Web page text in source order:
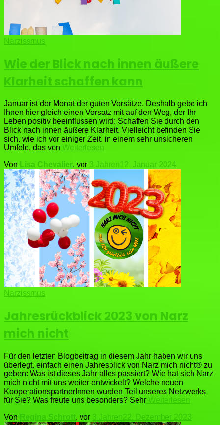
Narzissmus
Wie der Blick nach innen äußere
Klarheit schaffen kann
Januar ist der Monat der guten Vorsätze. Deshalb gebe ich
Ihnen hier gleich einen Vorsatz mit auf den Weg, der Ihr
Leben positiv beeinflussen wird: Schaffen Sie durch den
Blick nach innen äußere Klarheit. Vielleicht befinden Sie
sich, wie ich vor einiger Zeit, in einem sehr unsicheren
Umfeld, das von Weiterlesen
Von Lisa Chevalier, vor 3 Jahren12. Januar 2024
Narzissmus
Jahresrückblick 2023 von Narz
mich nicht
Für den letzten Blogbeitrag in diesem Jahr haben wir uns
überlegt, einfach einen Jahresblick von Narz mich nicht® zu
geben: Was ist dieses Jahr alles passiert? Wie hat sich Narz
mich nicht mit uns weiter entwickelt? Welche neuen
KooperationspartnerInnen wurden Teil unseres Netzwerks
für Sie? Was freute uns besonders? Sehr Weiterlesen
Von Regina Schrott, vor 3 Jahren22. Dezember 2023